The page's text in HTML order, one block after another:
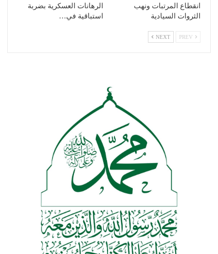
انقطاع المرتبات ونهب
الثروات السيادية
الرهانات العسكرية بضربة
استباقية في…
NEXT